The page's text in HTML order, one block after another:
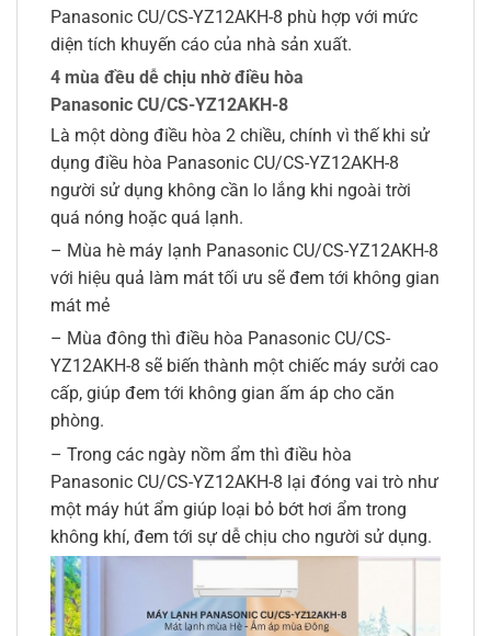
Panasonic CU/CS-YZ12AKH-8 phù hợp với mức
diện tích khuyến cáo của nhà sản xuất.
4 mùa đều dễ chịu nhờ điều hòa
Panasonic CU/CS-YZ12AKH-8
Là một dòng điều hòa 2 chiều, chính vì thế khi sử
dụng điều hòa Panasonic CU/CS-YZ12AKH-8
người sử dụng không cần lo lắng khi ngoài trời
quá nóng hoặc quá lạnh.
– Mùa hè máy lạnh Panasonic CU/CS-YZ12AKH-8
với hiệu quả làm mát tối ưu sẽ đem tới không gian
mát mẻ
– Mùa đông thì điều hòa Panasonic CU/CS-
YZ12AKH-8 sẽ biến thành một chiếc máy sưởi cao
cấp, giúp đem tới không gian ấm áp cho căn
phòng.
– Trong các ngày nồm ẩm thì điều hòa
Panasonic CU/CS-YZ12AKH-8 lại đóng vai trò như
một máy hút ẩm giúp loại bỏ bớt hơi ẩm trong
không khí, đem tới sự dễ chịu cho người sử dụng.